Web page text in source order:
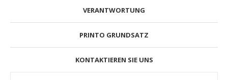
VERANTWORTUNG
PRINTO GRUNDSATZ
KONTAKTIEREN SIE UNS